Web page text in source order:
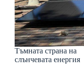
Тъмната страна на
слънчевата енергия